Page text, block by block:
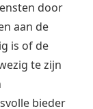
door
aan de
is of de
te zijn
bieder